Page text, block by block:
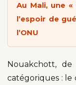
Au Mali, une
l’espoir de
l’ONU
Nouakchott,
catégoriques : le